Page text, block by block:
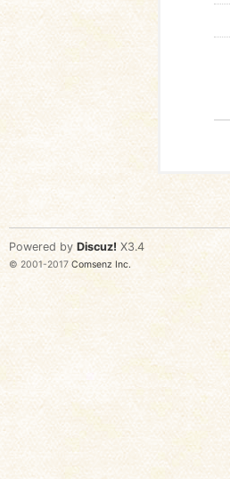
Powered by Discuz! X3.4
© 2001-2017 Comsenz Inc.